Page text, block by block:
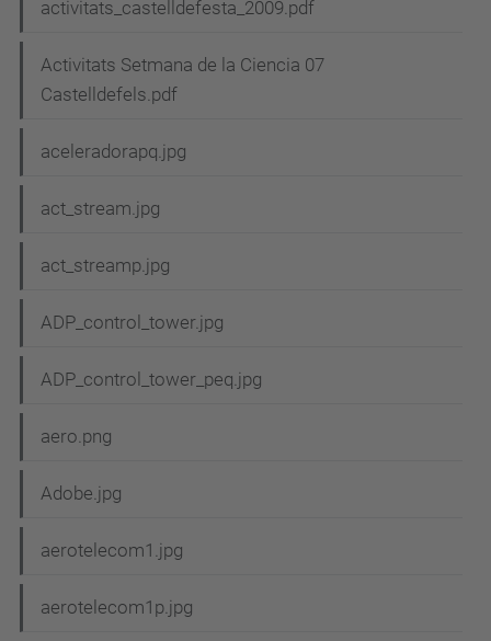
activitats_castelldefesta_2009.pdf
Activitats Setmana de la Ciencia 07
Castelldefels.pdf
aceleradorapq.jpg
act_stream.jpg
act_streamp.jpg
ADP_control_tower.jpg
ADP_control_tower_peq.jpg
aero.png
Adobe.jpg
aerotelecom1.jpg
aerotelecom1p.jpg